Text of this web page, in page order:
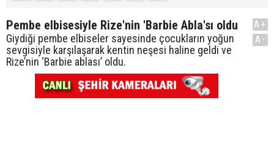
Pembe elbisesiyle Rize'nin 'Barbie Abla'sı oldu
Giydiği pembe elbiseler sayesinde çocukların yoğun
sevgisiyle karşılaşarak kentin neşesi haline geldi ve
Rize’nin ‘Barbie ablası’ oldu.
A+
A-